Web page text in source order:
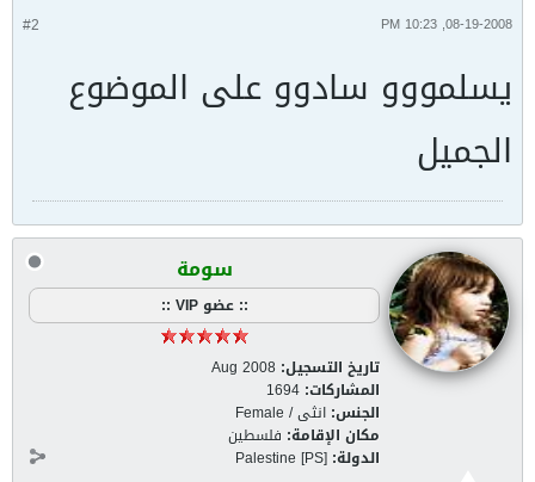
#2 08-19-2008, 10:23 PM
يسلمووو سادوو على الموضوع
الجميل
سومة
:: عضو VIP ::
تاريخ التسجيل: Aug 2008
المشاركات: 1694
الجنس: انثى / Female
مكان الإقامة: فلسطين
الدولة: Palestine [PS]